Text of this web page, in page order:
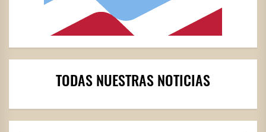
TODAS NUESTRAS NOTICIAS